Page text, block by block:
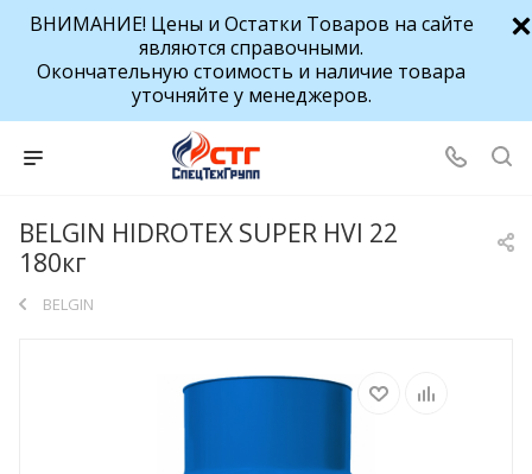
ВНИМАНИЕ! Цены и Остатки Товаров на сайте
являются справочными.
Окончательную стоимость и наличие товара
уточняйте у менеджеров.
BELGIN HIDROTEX SUPER HVI 22
180кг
BELGIN